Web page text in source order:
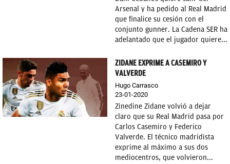
Arsenal y ha pedido al Real Madrid
que finalice su cesión con el
conjunto gunner. La Cadena SER ha
adelantado que el jugador quiere...
ZIDANE EXPRIME A CASEMIRO Y
VALVERDE
Hugo Carrasco
23-01-2020
Zinedine Zidane volvió a dejar
claro que su Real Madrid pasa por
Carlos Casemiro y Federico
Valverde. El técnico madridista
exprime al máximo a sus dos
mediocentros, que volvieron...